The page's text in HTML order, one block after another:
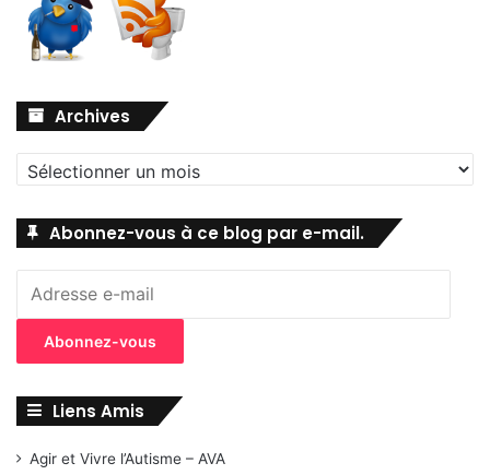
Archives Archives
Abonnez-vous à ce blog par e-mail.
Abonnez-vous
Liens Amis
Agir et Vivre l’Autisme – AVA